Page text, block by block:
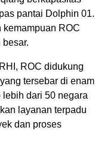
pantai Dolphin 01.
kemampuan ROC
ROC didukung
tersebar di enam
dari 50 negara
layanan terpadu
dan proses